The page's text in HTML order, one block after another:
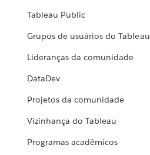
Tableau Public
Grupos de usuários do Tableau
Lideranças da comunidade
DataDev
Projetos da comunidade
Vizinhança do Tableau
Programas acadêmicos